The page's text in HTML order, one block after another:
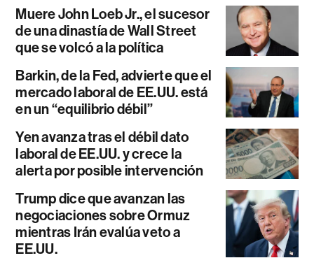
Muere John Loeb Jr., el sucesor
de una dinastía de Wall Street
que se volcó a la política
Barkin, de la Fed, advierte que el
mercado laboral de EE.UU. está
en un “equilibrio débil”
Yen avanza tras el débil dato
laboral de EE.UU. y crece la
alerta por posible intervención
Trump dice que avanzan las
negociaciones sobre Ormuz
mientras Irán evalúa veto a
EE.UU.